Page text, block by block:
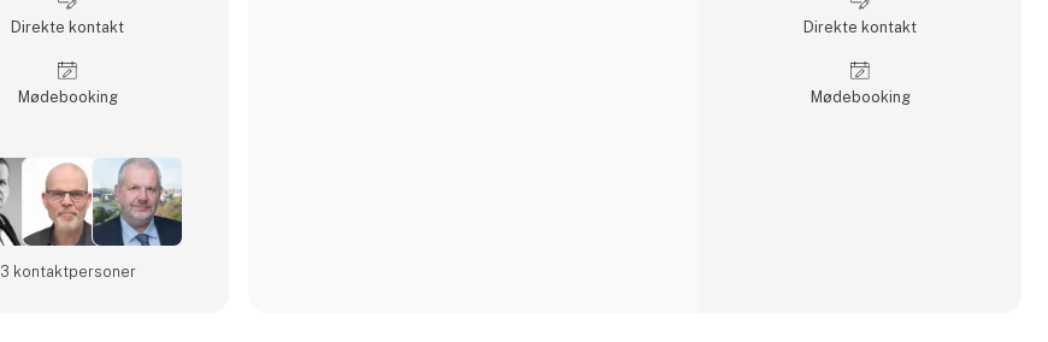
Direkte kontakt
Møde­booking
3 kontakt­personer
Direkte kontakt
Møde­booking